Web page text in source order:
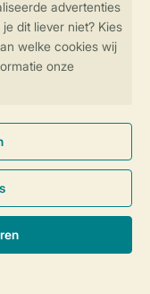
&
Cookies en banners
2026 Landal